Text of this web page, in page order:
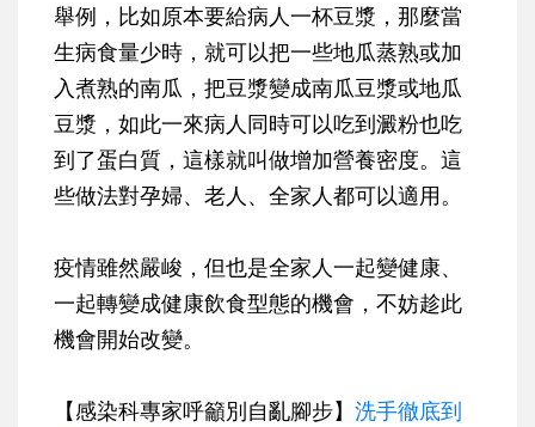
舉例，比如原本要給病人一杯豆漿，那麼當
生病食量少時，就可以把一些地瓜蒸熟或加
入煮熟的南瓜，把豆漿變成南瓜豆漿或地瓜
豆漿，如此一來病人同時可以吃到澱粉也吃
到了蛋白質，這樣就叫做增加營養密度。這
些做法對孕婦、老人、全家人都可以適用。
疫情雖然嚴峻，但也是全家人一起變健康、
一起轉變成健康飲食型態的機會，不妨趁此
機會開始改變。
【感染科專家呼籲別自亂腳步】 洗手徹底到